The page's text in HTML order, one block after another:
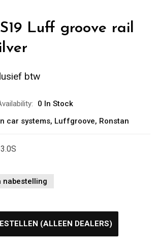
Luff groove rail
btw
0 In Stock
car systems, Luffgroove, Ronstan
nabestelling
(ALLEEN DEALERS)